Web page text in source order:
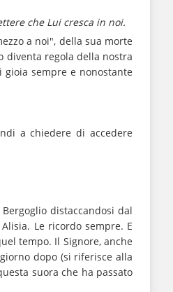
che Lui cresca in noi.
a noi", della sua morte
diventa regola della nostra
sempre e nonostante
a chiedere di accedere
distaccandosi dal
Le ricordo sempre. E
tempo. Il Signore, anche
dopo (si riferisce alla
suora che ha passato